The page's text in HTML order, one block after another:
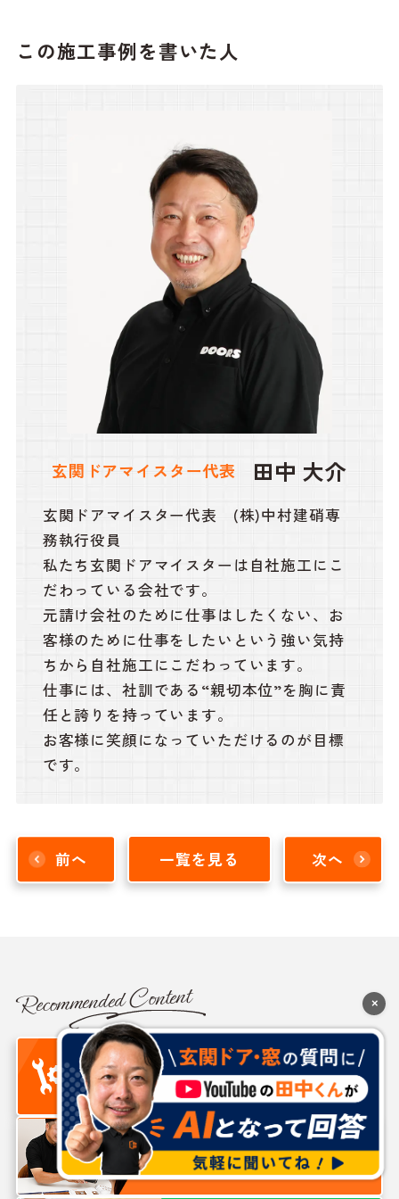
この施工事例を書いた人
玄関ドアマイスター代表 田中 大介
玄関ドアマイスター代表 (株)中村建硝専
務執行役員
私たち玄関ドアマイスターは自社施工にこ
だわっている会社です。
元請け会社のために仕事はしたくない、お
客様のために仕事をしたいという強い気持
ちから自社施工にこだわっています。
仕事には、社訓である“親切本位”を胸に責
任と誇りを持っています。
お客様に笑顔になっていただけるのが目標
です。
前へ 一覧を見る 次へ
Recommended Content
施工
事例
ブログ
はじめて
の方へ
窓リフォーム
見積りシミュレーション
×